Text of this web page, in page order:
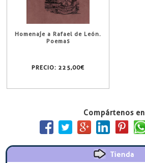
Homenaje a Rafael de León.
Poemas
PRECIO: 225,00€
Compártenos en
Tienda